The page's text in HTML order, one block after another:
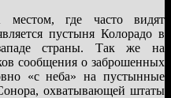
где часто видят
пустыня Колорадо в
страны. Так же на
сообщения о заброшенных
«с неба» на пустынные
охватывающей штаты